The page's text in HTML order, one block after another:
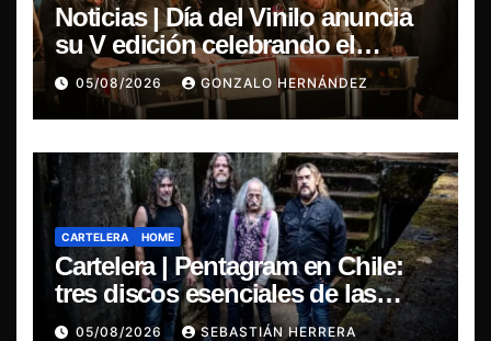
Noticias | Día del Vinilo anuncia
su V edición celebrando el
regreso del 7″ fabricado en Chile
05/08/2026 GONZALO HERNÁNDEZ
CARTELERA HOME
Cartelera | Pentagram en Chile:
tres discos esenciales de las
leyendas del doom
05/08/2026 SEBASTIÁN HERRERA